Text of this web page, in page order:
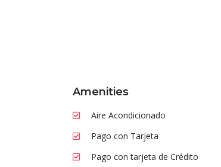
Amenities
Aire Acondicionado
Pago con Tarjeta
Pago con tarjeta de Crédito